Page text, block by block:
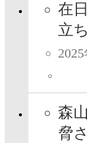
在
立
森
脅